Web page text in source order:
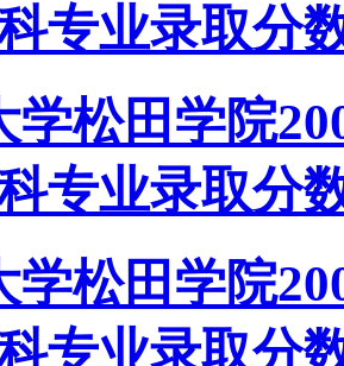
专业录取分
学松田学院
专业录取分
学松田学院
专业录取分